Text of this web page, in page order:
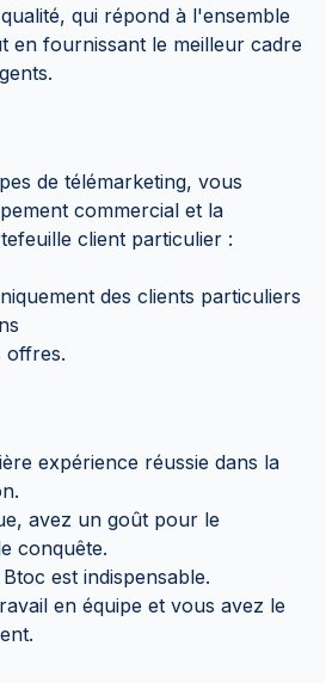
qui répond à l'ensemble
en fournissant le meilleur cadre
de télémarketing, vous
commercial et la
client particulier :
des clients particuliers
offres.
expérience réussie dans la
avez un goût pour le
conquête.
est indispensable.
en équipe et vous avez le